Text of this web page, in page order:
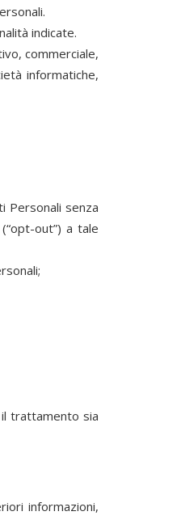
indicate.
commerciale,
informatiche,
Personali senza
out”) a tale
trattamento sia
informazioni,